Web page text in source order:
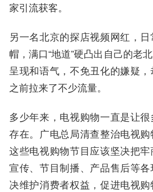
家引流获客。
另一名北京的探店视频网红，
帽，满口“地道”硬凸出自己的老
呈现和语气，不免丑化的嫌疑
之前拉来了不少流量。
多少年来，电视购物一直是让
存在。广电总局清查整治电视
这些电视购物节目应该坚决把
宣传、节目制播、产品售后等
决维护消费者权益，促进电视